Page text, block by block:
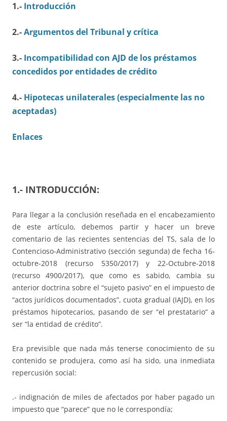
1.- Introducción
2.-Argumentos del Tribunal y crítica
3.- Incompatibilidad con AJD de los préstamos
concedidos por entidades de crédito
4.- Hipotecas unilaterales (especialmente las no
aceptadas)
Enlaces
1.- INTRODUCCIÓN:
Para llegar a la conclusión reseñada en el encabezamiento
de este artículo, debemos partir y hacer un breve
comentario de las recientes sentencias del TS, sala de lo
Contencioso-Administrativo (sección segunda) de fecha 16-
octubre-2018 (recurso 5350/2017) y 22-Octubre-2018
(recurso 4900/2017), que como es sabido, cambia su
anterior doctrina sobre el “sujeto pasivo” en el impuesto de
“actos jurídicos documentados”, cuota gradual (IAJD), en los
préstamos hipotecarios, pasando de ser “el prestatario” a
ser “la entidad de crédito”.
Era previsible que nada más tenerse conocimiento de su
contenido se produjera, como así ha sido, una inmediata
repercusión social:
.- indignación de miles de afectados por haber pagado un
impuesto que “parece” que no le correspondía;